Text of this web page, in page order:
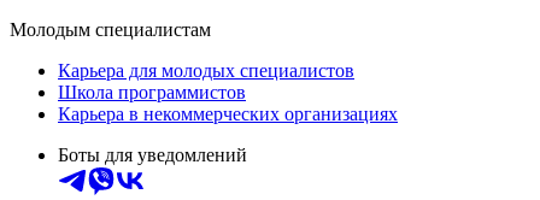
Молодым специалистам
Карьера для молодых специалистов
Школа программистов
Карьера в некоммерческих организациях
Боты для уведомлений